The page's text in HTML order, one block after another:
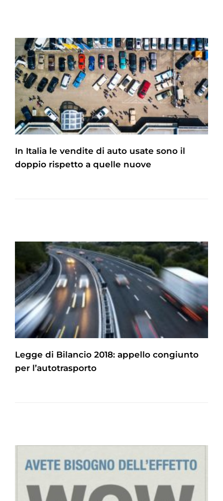
In Italia le vendite di auto usate sono il
doppio rispetto a quelle nuove
Legge di Bilancio 2018: appello congiunto
per l’autotrasporto